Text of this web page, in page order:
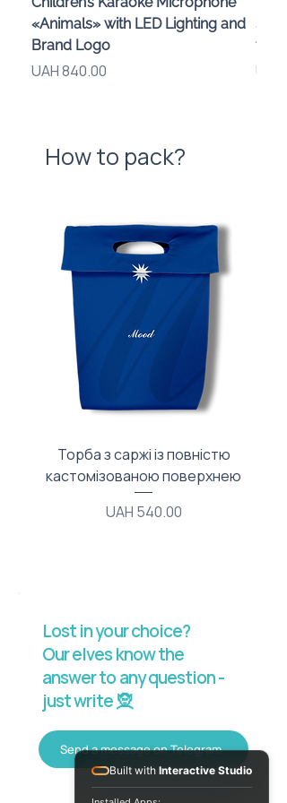
«Animals» with LED Lighting and
Brand Logo
Price
UAH 840.00
with
Price
UAH
How to pack?
Торба з саржі із повністю
кастомізованою поверхнею
Price
UAH 540.00
Lost in your choice?
Our elves know the
answer to any question -
just write 🧝
Send a message on Telegram
Built with Interactive Studio